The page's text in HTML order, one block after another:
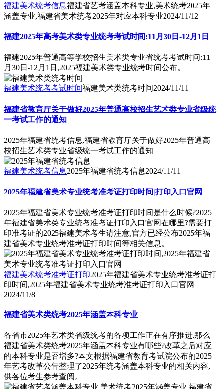
福建美术统考信息福建省艺考涵盖本科专业,美术统考2025年
涵盖专业,福建省美术统考2025年对应本科专业2024/11/12
福建2025年高考美术类专业统考考试时间:11月30日-12月1日
福建2025年普通高等学校招生美术类专业省统考考试时间:11
月30日-12月1日,2025福建美术类专业统考时间公布。
福建美术统考考试时间福建美术类统考时间2024/11/11
福建省教育厅关于做好2025年普通高校招生艺术类专业省级统
一考试工作的通知
2025年福建省统考信息,福建省教育厅关于做好2025年普通高
校招生艺术类专业省级统一考试工作的通知
福建美术统考信息2025年福建省统考信息2024/11/11
2025年福建省美术专业统考准考证打印时间|打印入口官网
2025年福建省美术专业统考准考证打印时间是什么时候?2025
年福建省美术类专业统考准考证打印入口官网在哪里?需要打
印准考证的2025福建美术考生请注意,官方已经公布2025年福
建省美术专业统考准考证打印时间等相关信息。
福建美术统考准考证打印2025年福建省美术专业统考准考证打
印时间,2025年福建省美术专业统考准考证打印入口官网
2024/11/8
福建省美术类统考2025年涵盖本科专业
各省市2025年艺术类省级统考的各项工作正在有序推进,那么
福建省美术类统考2025年涵盖本科专业有哪些?改革之后对应
的本科专业是否增多?本文根据福建省教育考试院公布的2025
年艺考改革公告整理了2025年统考涵盖本科专业的相关内容,
供各位考生参考查阅。